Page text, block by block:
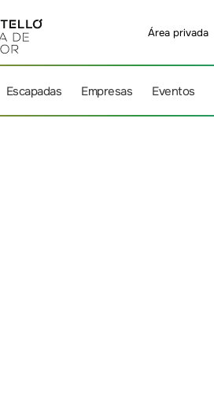
Área privada
Escapadas Empresas Eventos